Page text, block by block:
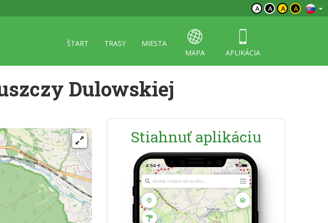
A A A A
ŠTART TRASY
MIESTA
MAPA
APLIKÁCIA
Dulowskiej
Stiahnuť aplikáciu